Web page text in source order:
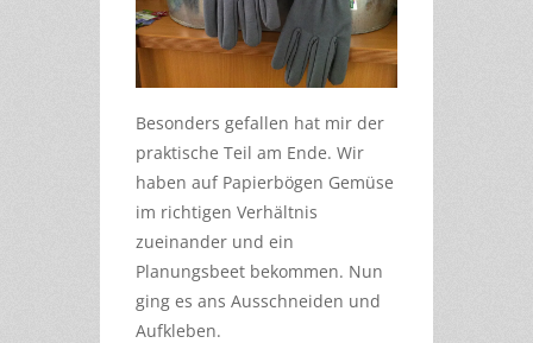
Besonders gefallen hat mir der
praktische Teil am Ende. Wir
haben auf Papierbögen Gemüse
im richtigen Verhältnis
zueinander und ein
Planungsbeet bekommen. Nun
ging es ans Ausschneiden und
Aufkleben.